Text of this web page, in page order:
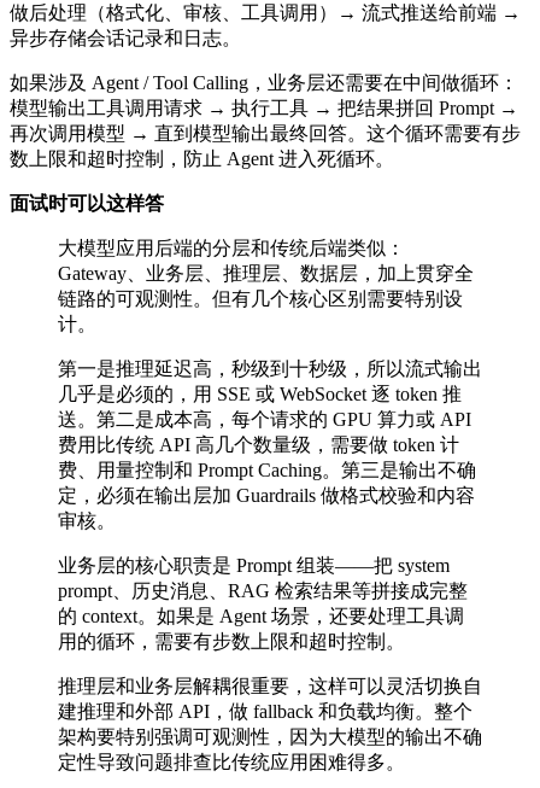
做后处理（格式化、审核、工具调用）→ 流式推送给前端 →
异步存储会话记录和日志。
如果涉及 Agent / Tool Calling，业务层还需要在中间做循环：
模型输出工具调用请求 → 执行工具 → 把结果拼回 Prompt →
再次调用模型 → 直到模型输出最终回答。这个循环需要有步
数上限和超时控制，防止 Agent 进入死循环。
面试时可以这样答
大模型应用后端的分层和传统后端类似：
Gateway、业务层、推理层、数据层，加上贯穿全
链路的可观测性。但有几个核心区别需要特别设
计。
第一是推理延迟高，秒级到十秒级，所以流式输出
几乎是必须的，用 SSE 或 WebSocket 逐 token 推
送。第二是成本高，每个请求的 GPU 算力或 API
费用比传统 API 高几个数量级，需要做 token 计
费、用量控制和 Prompt Caching。第三是输出不确
定，必须在输出层加 Guardrails 做格式校验和内容
审核。
业务层的核心职责是 Prompt 组装——把 system
prompt、历史消息、RAG 检索结果等拼接成完整
的 context。如果是 Agent 场景，还要处理工具调
用的循环，需要有步数上限和超时控制。
推理层和业务层解耦很重要，这样可以灵活切换自
建推理和外部 API，做 fallback 和负载均衡。整个
架构要特别强调可观测性，因为大模型的输出不确
定性导致问题排查比传统应用困难得多。